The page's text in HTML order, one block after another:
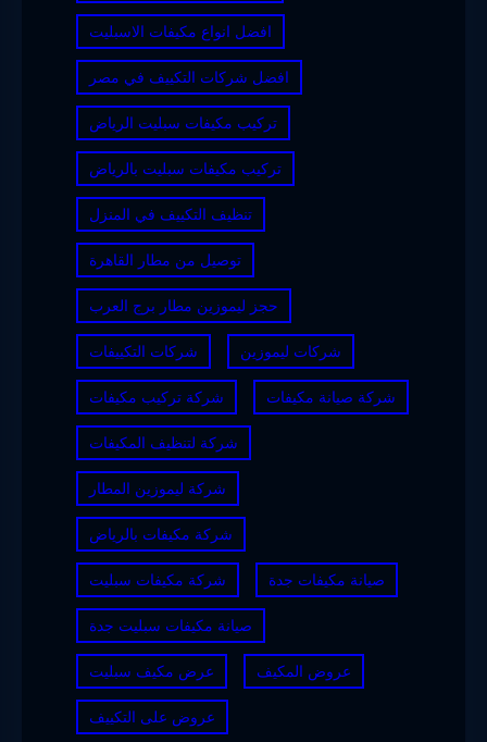
افضل انواع مكيفات الاسبليت
افضل شركات التكييف في مصر
تركيب مكيفات سبليت الرياض
تركيب مكيفات سبليت بالرياض
تنظيف التكييف في المنزل
توصيل من مطار القاهرة
حجز ليموزين مطار برج العرب
شركات التكييفات شركات ليموزين
شركة تركيب مكيفات شركة صيانة مكيفات
شركة لتنظيف المكيفات
شركة ليموزين المطار
شركة مكيفات بالرياض
شركة مكيفات سبليت صيانة مكيفات جدة
صيانة مكيفات سبليت جدة
عرض مكيف سبليت عروض المكيف
عروض على التكييف